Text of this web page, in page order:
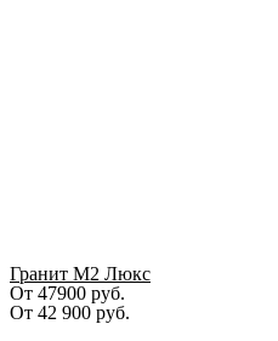
Гранит М2 Люкс
От 47900 руб.
От 42 900 руб.